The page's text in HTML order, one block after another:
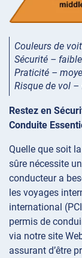
Couleurs de
Sécurité – faible
Praticité –
Risque de vol –
Restez en
Conduite
Quelle que soit
sûre nécessite
conducteur a
les voyages
international
permis de
via notre site
assurant d’être